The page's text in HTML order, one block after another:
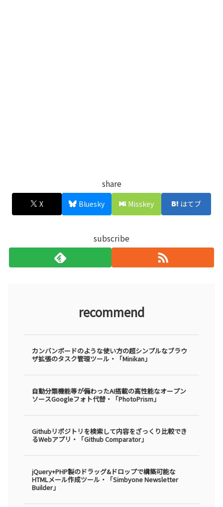
share
X Bluesky Misskey はてブ
subscribe
recommend
カンバンボードのような使い方の超シンプルなブラウ
ザ拡張のタスク管理ツール・「Minikan」
自動分類機能等が備わったAI搭載の高性能なオープン
ソースGoogleフォト代替・「PhotoPrism」
Githubリポジトリを検索して内容をざっくり比較でき
るWebアプリ・「Github Comparator」
jQuery+PHP製のドラッグ&ドロップで構築可能な
HTMLメール作成ツール・「Simbyone Newsletter
Builder」